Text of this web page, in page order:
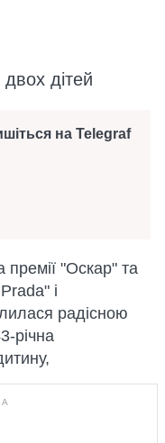
дітей
на Telegraf
премії "Оскар" та
і
радісною
річна